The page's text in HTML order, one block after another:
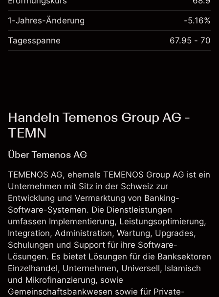
1-Jahres-Änderung -5.16%
Tagesspanne 67.95 - 70
Handeln Temenos Group AG -
TEMN
Über Temenos AG
TEMENOS AG, ehemals TEMENOS Group AG ist ein
Unternehmen mit Sitz in der Schweiz zur
Entwicklung und Vermarktung von Banking-
Software-Systemen. Die Dienstleistungen
umfassen Implementierung, Leistungsoptimierung,
Integration, Administration, Wartung, Upgrades,
Schulungen und Support für ihre Software-
Lösungen. Es bietet Lösungen für die Banksektoren
Einzelhandel, Unternehmen, Universell, Islamisch
und Mikrofinanzierung, sowie
Gemeinschaftsbankwesen sowie für Private-